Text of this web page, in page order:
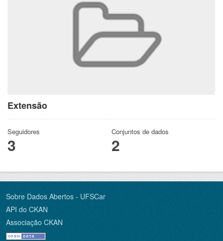
Extensão
Seguidores
3
Conjuntos de dados
2
Sobre Dados Abertos - UFSCar
API do CKAN
Associação CKAN